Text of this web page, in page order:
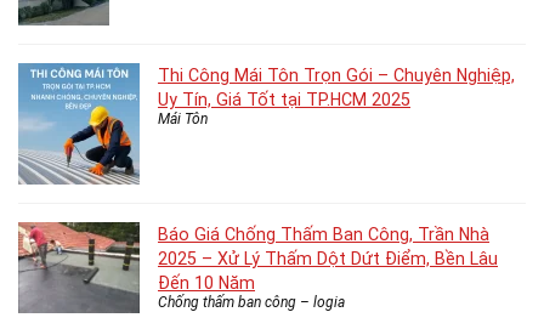
Thi Công Mái Tôn Trọn Gói – Chuyên Nghiệp,
Uy Tín, Giá Tốt tại TP.HCM 2025
Mái Tôn
Báo Giá Chống Thấm Ban Công, Trần Nhà
2025 – Xử Lý Thấm Dột Dứt Điểm, Bền Lâu
Đến 10 Năm
Chống thấm ban công – logia